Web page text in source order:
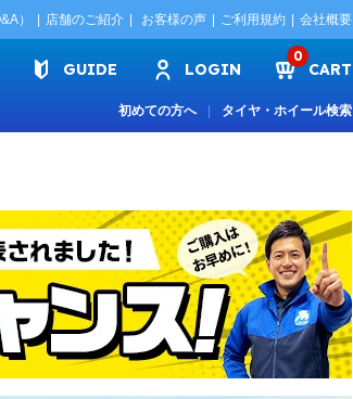
） 店舗のご紹介 お客様の声 ご利用規約 会社概要
GUIDE LOGIN
0
CART
初めての方へ タイヤ・ホイール検索